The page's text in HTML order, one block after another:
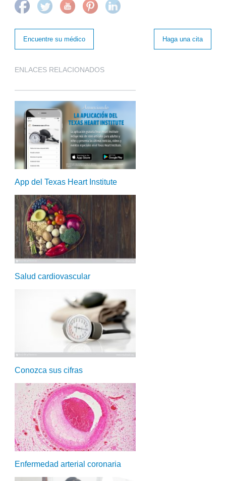
Encuentre su médico Haga una cita
ENLACES RELACIONADOS
App del Texas Heart Institute
Salud cardiovascular
Conozca sus cifras
Enfermedad arterial coronaria